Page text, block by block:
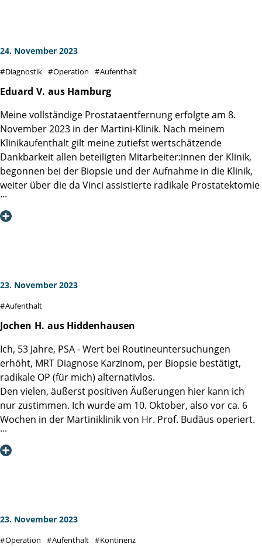
24. November 2023
Diagnostik Operation Aufenthalt
Eduard V. aus Hamburg
Meine vollständige Prostataentfernung erfolgte am 8.
November 2023 in der Martini-Klinik. Nach meinem
Klinikaufenthalt gilt meine zutiefst wertschätzende
Dankbarkeit allen beteiligten Mitarbeiter:innen der Klinik,
begonnen bei der Biopsie und der Aufnahme in die Klinik,
weiter über die da Vinci assistierte radikale Prostatektomie
sowie der nachoperativen Betreuung innerhalb der Klinik
durch die verschiedenen Ärzte, die Assistent:innen und den
Herr Prof. Dr. Salomon. Er und sein Team haben es
entfernen sowie meine erwartete Inkontinenz und erektile
Dysfunktion zu verhindern.
Klinik: Hier hat sich eine hochspezialisierte sowie
überragend überzeugende Fachklinik für Krankenbilder der
Prostata entwickelt, deren Mitarbeiter:innen ich jederzeit
vertraute. Auf der Grundlage des aus meiner Sicht sehr
erfolgreichen Klinikaufenthaltes werde ich die Martini-Klinik
an Verwandte, Freunde und Bekannte weiterempfehlen.
23. November 2023
Aufenthalt
Jochen H. aus Hiddenhausen
Ich, 53 Jahre, PSA - Wert bei Routineuntersuchungen
erhöht, MRT Diagnose Karzinom, per Biopsie bestätigt,
radikale OP (für mich) alternativlos.
Den vielen, äußerst positiven Äußerungen hier kann ich
nur zustimmen. Ich wurde am 10. Oktober, also vor ca. 6
Wochen in der Martiniklinik von Hr. Prof. Budäus operiert.
Vom Tag der Aufnahme am 09.10. bis zur Entlassung am
14.10. kann ich nur sehr demütig und hochzufrieden jedem
Sämtliche Mitarbeiter/Mitarbeiterinnen, von der
23. November 2023
Operation Aufenthalt Kontinenz